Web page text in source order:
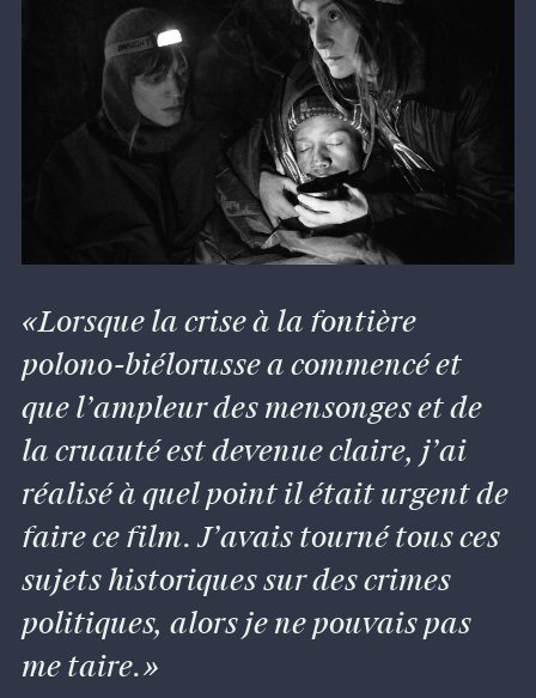
Lorsque la crise à la fontière
polono-biélorusse a commencé et
que l’ampleur des mensonges et de
la cruauté est devenue claire, j’ai
réalisé à quel point il était urgent de
faire ce film. J’avais tourné tous ces
sujets historiques sur des crimes
politiques, alors je ne pouvais pas
me taire.